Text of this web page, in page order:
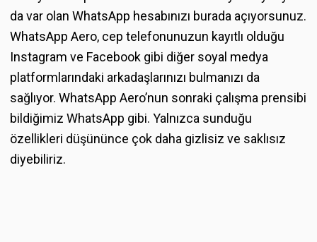
da var olan WhatsApp hesabınızı burada açıyorsunuz.
WhatsApp Aero, cep telefonunuzun kayıtlı olduğu
Instagram ve Facebook gibi diğer soyal medya
platformlarındaki arkadaşlarınızı bulmanızı da
sağlıyor. WhatsApp Aero’nun sonraki çalışma prensibi
bildiğimiz WhatsApp gibi. Yalnızca sunduğu
özellikleri düşününce çok daha gizlisiz ve saklısız
diyebiliriz.